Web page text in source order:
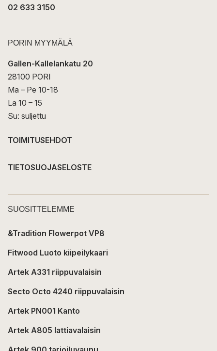
02 633 3150
PORIN MYYMÄLÄ
Gallen-Kallelankatu 20
28100 PORI
Ma – Pe 10-18
La 10 – 15
Su: suljettu
TOIMITUSEHDOT
TIETOSUOJASELOSTE
SUOSITTELEMME
&Tradition Flowerpot VP8
Fitwood Luoto kiipeilykaari
Artek A331 riippuvalaisin
Secto Octo 4240 riippuvalaisin
Artek PN001 Kanto
Artek A805 lattiavalaisin